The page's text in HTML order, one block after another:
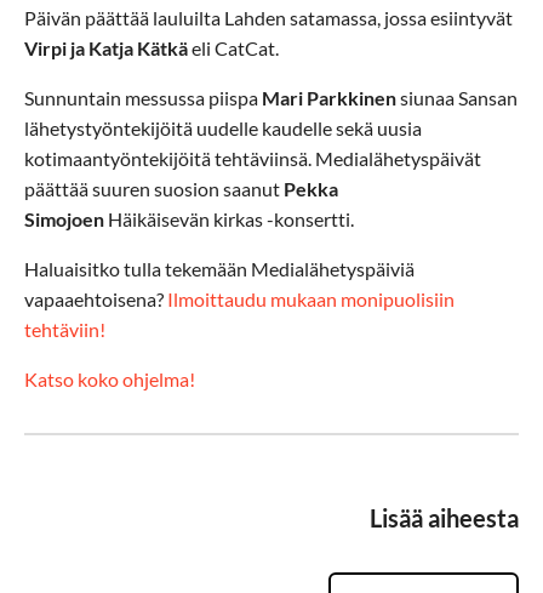
Päivän päättää lauluilta Lahden satamassa, jossa esiintyvät
Virpi ja Katja Kätkäeli CatCat.
Sunnuntain messussa piispa Mari Parkkinensiunaa Sansan
lähetystyöntekijöitä uudelle kaudelle sekä uusia
kotimaantyöntekijöitä tehtäviinsä. Medialähetyspäivät
päättää suuren suosion saanut Pekka
Simojoen Häikäisevän kirkas -konsertti.
Haluaisitko tulla tekemään Medialähetyspäiviä
vapaaehtoisena? Ilmoittaudu mukaan monipuolisiin
tehtäviin!
Katso koko ohjelma!
Lisää aiheesta